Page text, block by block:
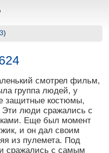
)
смотрел фильм,
группа людей, у
защитные костюмы,
Эти люди сражались с
Еще был момент
и он дал своим
из пулемета. Под
сражались с самым